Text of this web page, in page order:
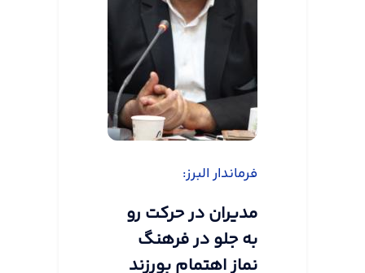
فرماندار البرز:
مدیران در حرکت رو
به جلو در فرهنگ
نماز اهتمام بورزند